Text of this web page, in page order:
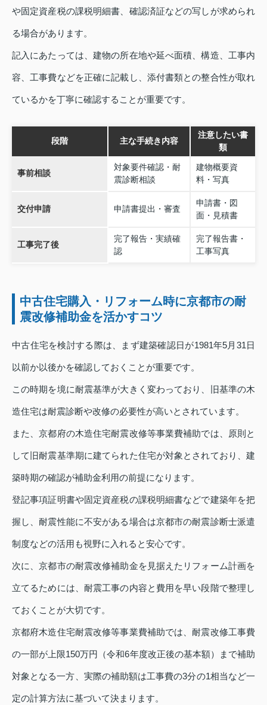
や固定資産税の課税明細書、確認済証などの写しが求められ
る場合があります。
記入にあたっては、建物の所在地や延べ面積、構造、工事内
容、工事費などを正確に記載し、添付書類との整合性が取れ
ているかを丁寧に確認することが重要です。
段階 主な手続き内容
注意したい書
類
事前相談
対象要件確認・耐
震診断相談
建物概要資
料・写真
交付申請 申請書提出・審査
申請書・図
面・見積書
工事完了後
完了報告・実績確
認
完了報告書・
工事写真
中古住宅購入・リフォーム時に京都市の耐
震改修補助金を活かすコツ
中古住宅を検討する際は、まず建築確認日が1981年5月31日
以前か以後かを確認しておくことが重要です。
この時期を境に耐震基準が大きく変わっており、旧基準の木
造住宅は耐震診断や改修の必要性が高いとされています。
また、京都府の木造住宅耐震改修等事業費補助では、原則と
して旧耐震基準期に建てられた住宅が対象とされており、建
築時期の確認が補助金利用の前提になります。
登記事項証明書や固定資産税の課税明細書などで建築年を把
握し、耐震性能に不安がある場合は京都市の耐震診断士派遣
制度などの活用も視野に入れると安心です。
次に、京都市の耐震改修補助金を見据えたリフォーム計画を
立てるためには、耐震工事の内容と費用を早い段階で整理し
ておくことが大切です。
京都府木造住宅耐震改修等事業費補助では、耐震改修工事費
の一部が上限150万円（令和6年度改正後の基本額）まで補助
対象となる一方、実際の補助額は工事費の3分の1相当など一
定の計算方法に基づいて決まります。